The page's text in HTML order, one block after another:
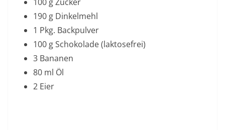
190 g Dinkelmehl
1 Pkg. Backpulver
100 g Schokolade (laktosefrei)
3 Bananen
80 ml Öl
2 Eier